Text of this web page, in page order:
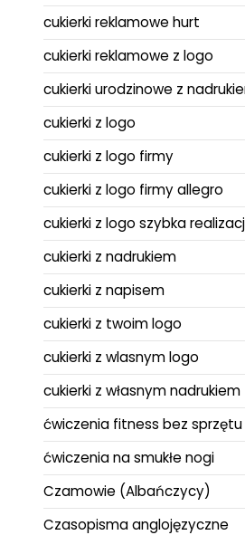
cukierki reklamowe hurt
cukierki reklamowe z logo
cukierki urodzinowe z
cukierki z logo
cukierki z logo firmy
cukierki z logo firmy allegro
cukierki z logo szybka
cukierki z nadrukiem
cukierki z napisem
cukierki z twoim logo
cukierki z wlasnym logo
cukierki z własnym nadrukiem
ćwiczenia fitness bez sprzętu
ćwiczenia na smukłe nogi
Czamowie (Albańczycy)
Czasopisma anglojęzyczne